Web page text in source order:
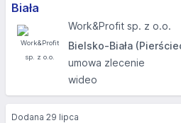
Biała
Work&Profit sp. z o.o.
Bielsko-Biała
umowa zlecenie
wideo
Dodana 29 lipca